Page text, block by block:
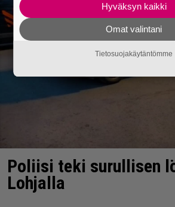
Poliisi teki surullisen
Lohjalla
Hyväksyn kaikki
Omat valintani
Tietosuojakäytäntömme